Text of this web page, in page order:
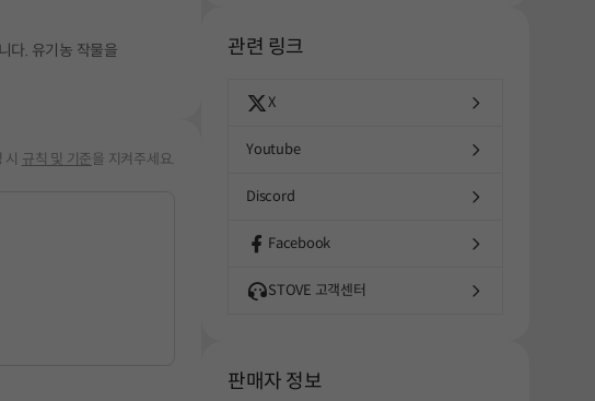
다. 유기농 작물을
시 규칙 및 기준을 지켜주세요.
관련 링크
X
Youtube
Discord
Facebook
STOVE 고객센터
판매자 정보